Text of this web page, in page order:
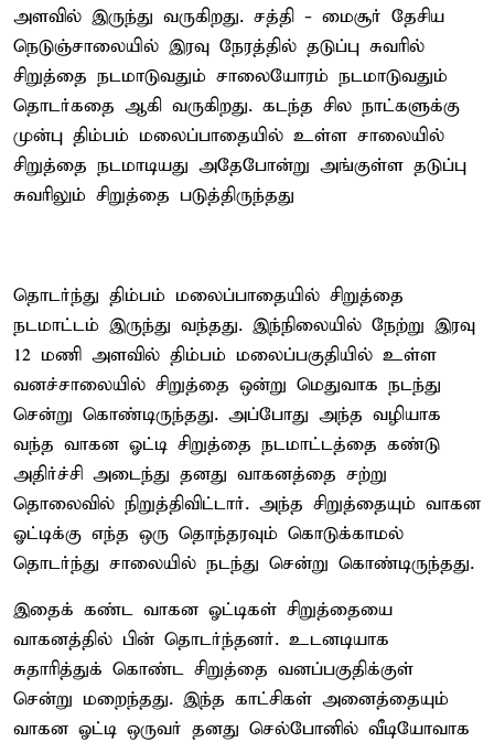
அளவில் இருந்து வருகிறது. சத்தி - மைசூர் தேசிய
நெடுஞ்சாலையில் இரவு நேரத்தில் தடுப்பு சுவரில்
சிறுத்தை நடமாடுவதும் சாலையோரம் நடமாடுவதும்
தொடர்கதை ஆகி வருகிறது. கடந்த சில நாட்களுக்கு
முன்பு திம்பம் மலைப்பாதையில் உள்ள சாலையில்
சிறுத்தை நடமாடியது அதேபோன்று அங்குள்ள தடுப்பு
சுவரிலும் சிறுத்தை படுத்திருந்தது
தொடர்ந்து திம்பம் மலைப்பாதையில் சிறுத்தை
நடமாட்டம் இருந்து வந்தது. இந்நிலையில் நேற்று இரவு
12 மணி அளவில் திம்பம் மலைப்பகுதியில் உள்ள
வனச்சாலையில் சிறுத்தை ஒன்று மெதுவாக நடந்து
சென்று கொண்டிருந்தது. அப்போது அந்த வழியாக
வந்த வாகன ஓட்டி சிறுத்தை நடமாட்டத்தை கண்டு
அதிர்ச்சி அடைந்து தனது வாகனத்தை சற்று
தொலைவில் நிறுத்திவிட்டார். அந்த சிறுத்தையும் வாகன
ஓட்டிக்கு எந்த ஒரு தொந்தரவும் கொடுக்காமல்
தொடர்ந்து சாலையில் நடந்து சென்று கொண்டிருந்தது.
இதைக் கண்ட வாகன ஓட்டிகள் சிறுத்தையை
வாகனத்தில் பின் தொடர்ந்தனர். உடனடியாக
சுதாரித்துக் கொண்ட சிறுத்தை வனப்பகுதிக்குள்
சென்று மறைந்தது. இந்த காட்சிகள் அனைத்தையும்
வாகன ஓட்டி ஒருவர் தனது செல்போனில் வீடியோவாக